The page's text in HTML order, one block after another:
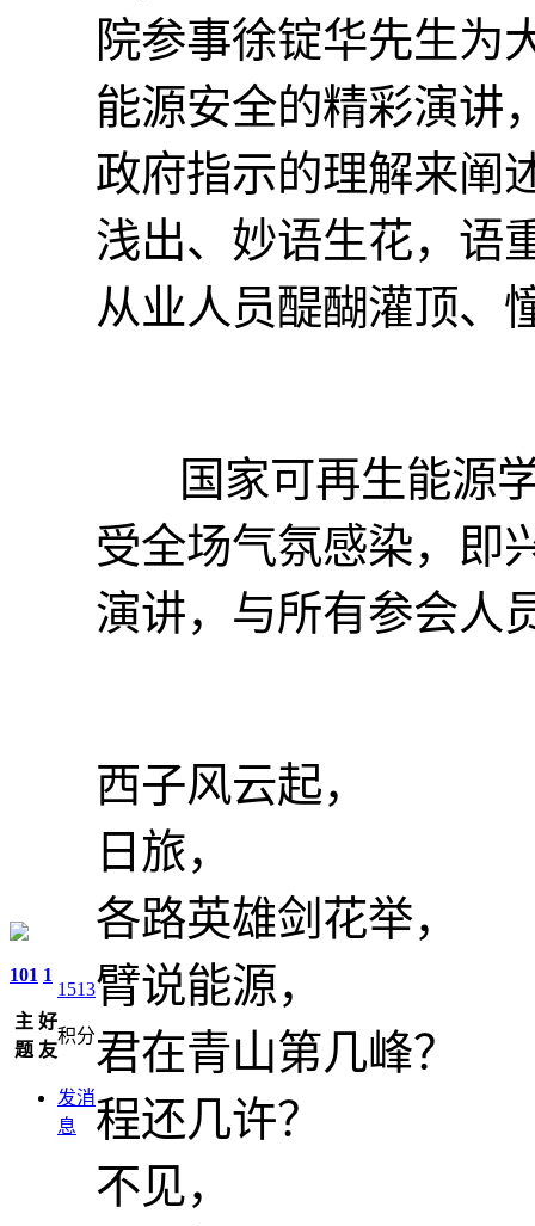
101
主
题
1
好
友
1513
积分
发消
息
院参事徐锭华先生为
能源安全的精彩演讲
政府指示的理解来阐
浅出、妙语生花，语
从业人员醍醐灌顶、
国家可再生能源学
受全场气氛感染，即
演讲，与所有参会人
西子风
日旅，
各路英雄
臂说能源，
君在青山
程还几许？
不见